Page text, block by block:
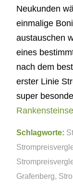
Neukunden
einmalige
austauschen
eines
nach dem
erster Linie
super
Schlagworte:
Grafenberg,